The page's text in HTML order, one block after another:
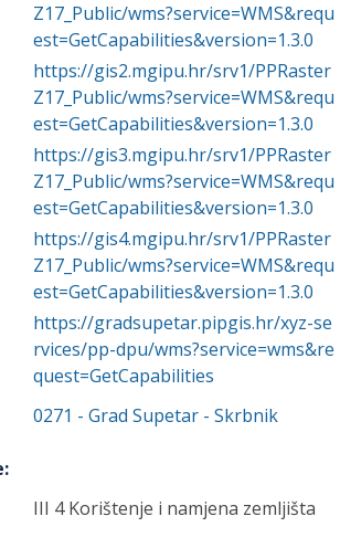
Z17_Public/wms?service=WMS&requ
est=GetCapabilities&version=1.3.0
https://gis2.mgipu.hr/srv1/PPRaster
Z17_Public/wms?service=WMS&requ
est=GetCapabilities&version=1.3.0
https://gis3.mgipu.hr/srv1/PPRaster
Z17_Public/wms?service=WMS&requ
est=GetCapabilities&version=1.3.0
https://gis4.mgipu.hr/srv1/PPRaster
Z17_Public/wms?service=WMS&requ
est=GetCapabilities&version=1.3.0
https://gradsupetar.pipgis.hr/xyz-se
rvices/pp-dpu/wms?service=wms&re
quest=GetCapabilities
:
0271 -Grad Supetar - Skrbnik
III 4 Korištenje i namjena zemljišta